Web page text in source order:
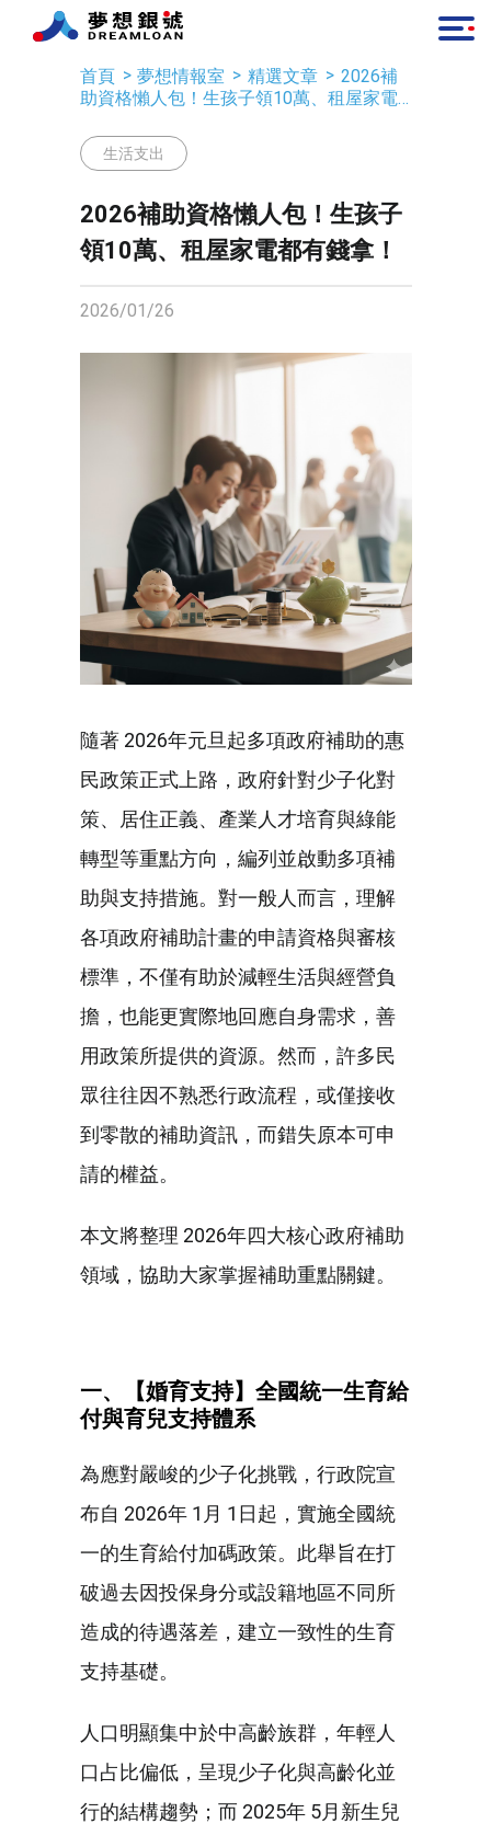
首頁 夢想情報室 精選文章
2026補
助資格懶人包！生孩子領10萬、租屋家電
生活支出
2026補助資格懶人包！生孩子
領10萬、租屋家電都有錢拿！
2026/01/26
隨著 2026年元旦起多項政府補助的惠
民政策正式上路，政府針對少子化對
策、居住正義、產業人才培育與綠能
轉型等重點方向，編列並啟動多項補
助與支持措施。對一般人而言，理解
各項政府補助計畫的申請資格與審核
標準，不僅有助於減輕生活與經營負
擔，也能更實際地回應自身需求，善
用政策所提供的資源。然而，許多民
眾往往因不熟悉行政流程，或僅接收
到零散的補助資訊，而錯失原本可申
請的權益。
本文將整理 2026年四大核心政府補助
領域，協助大家掌握補助重點關鍵。
一、【婚育支持】全國統一生育給
付與育兒支持體系
為應對嚴峻的少子化挑戰，行政院宣
布自 2026年 1月 1日起，實施全國統
一的生育給付加碼政策。此舉旨在打
破過去因投保身分或設籍地區不同所
造成的待遇落差，建立一致性的生育
支持基礎。
人口明顯集中於中高齡族群，年輕人
口占比偏低，呈現少子化與高齡化並
行的結構趨勢；而 2025年 5月新生兒